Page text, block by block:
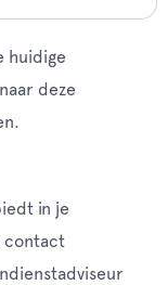
huidige
deze
in je
contact